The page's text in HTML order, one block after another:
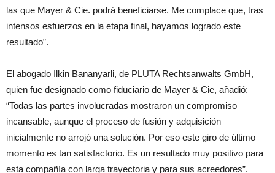
las que Mayer & Cie. podrá beneficiarse. Me complace que, tras
intensos esfuerzos en la etapa final, hayamos logrado este
resultado”.
El abogado Ilkin Bananyarli, de PLUTA Rechtsanwalts GmbH,
quien fue designado como fiduciario de Mayer & Cie, añadió:
“Todas las partes involucradas mostraron un compromiso
incansable, aunque el proceso de fusión y adquisición
inicialmente no arrojó una solución. Por eso este giro de último
momento es tan satisfactorio. Es un resultado muy positivo para
esta compañía con larga trayectoria y para sus acreedores”.